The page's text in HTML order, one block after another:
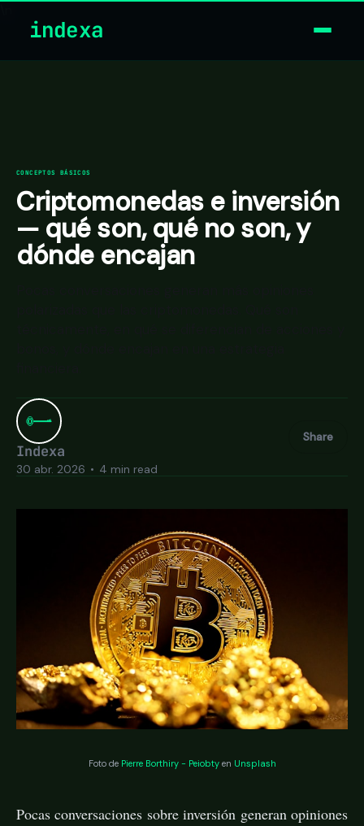
indexa
CONCEPTOS BÁSICOS
Criptomonedas e inversión
— qué son, qué no son, y
dónde encajan
Indexa
30 abr. 2026 • 4 min read
Share
Foto de Pierre Borthiry - Peiobtyen Unsplash
Pocas conversaciones sobre inversión generan opiniones